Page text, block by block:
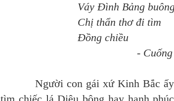
Váy Đình Bảng buông
Chị thẩn thơ đi tìm
Đồng chiều
- Cuống
Người con gái xứ Kinh Bắc ấy